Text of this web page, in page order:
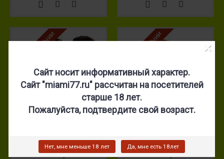
Сайт носит информативный характер.
Сайт "miami77.ru" рассчитан на посетителей
старше 18 лет.
Пожалуйста, подтвердите свой возраст.
Нет, мне меньше 18 лет Да, мне есть 18лет
×
Нет в наличии
Gordo (№2164)
700 р.
Нет в наличии
6*60 Gordo (№2099)
850 р.